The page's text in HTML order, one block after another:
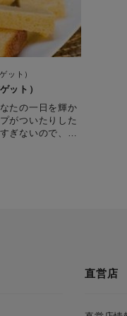
ット）
ット）
たの一日を輝か
がついたりした
ぎないので、サ
直営店